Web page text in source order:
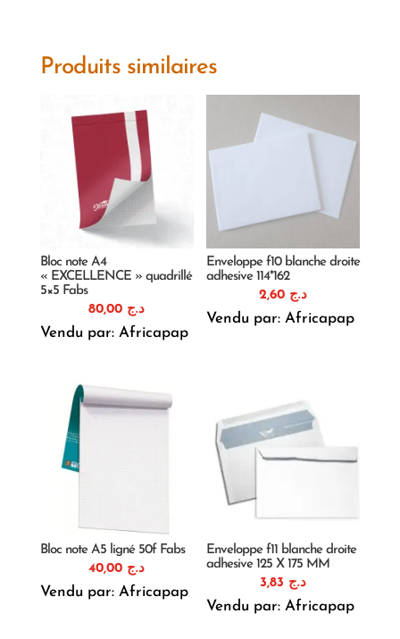
Produits similaires
Bloc note A4
« EXCELLENCE » quadrillé
5×5 Fabs
د.ج
Vendu par: Africapap
Enveloppe f10 blanche droite
adhesive 114*162
د.ج
Vendu par: Africapap
Bloc note A5 ligné 50f Fabs
د.ج
Vendu par: Africapap
Enveloppe f11 blanche droite
adhesive 125 X 175 MM
د.ج
Vendu par: Africapap